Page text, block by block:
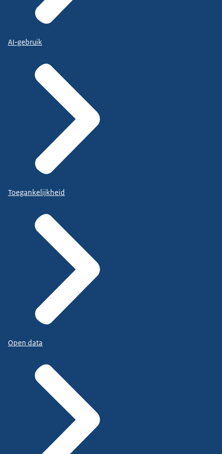
AI-gebruik
Toegankelijkheid
Open data